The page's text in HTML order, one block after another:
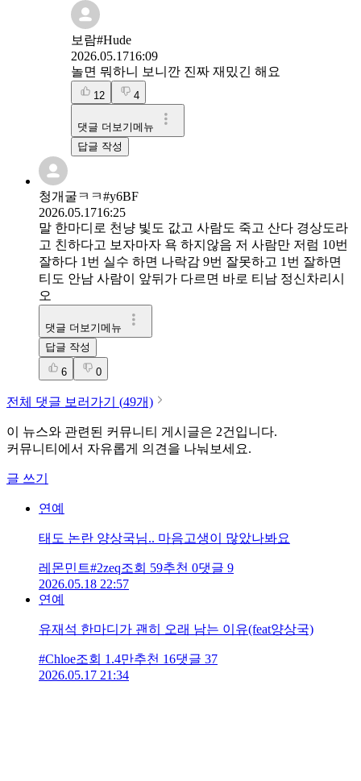
보람#Hude
2026.05.1716:09
놀면 뭐하니 보니깐 진짜 재밌긴 해요
12 4
댓글 더보기메뉴
답글 작성
청개굴ㅋㅋ#y6BF
2026.05.1716:25
말 한마디로 천냥 빛도 값고 사람도 죽고 산다 경상도라
고 친하다고 보자마자 욕 하지않음 저 사람만 저럼 10번
잘하다 1번 실수 하면 나락감 9번 잘못하고 1번 잘하면
티도 안남 사람이 앞뒤가 다르면 바로 티남 정신차리시
오
댓글 더보기메뉴
답글 작성
6 0
전체 댓글 보러가기 (49개)
이 뉴스와 관련된 커뮤니티 게시글은 2건입니다.
커뮤니티에서 자유롭게 의견을 나눠보세요.
글 쓰기
연예
태도 논란 양상국님.. 마음고생이 많았나봐요
레몬민트#2zeq조회 59추천 0댓글 9
2026.05.18 22:57
연예
유재석 한마디가 괜히 오래 남는 이유(feat양상국)
#Chloe조회 1.4만추천 16댓글 37
2026.05.17 21:34